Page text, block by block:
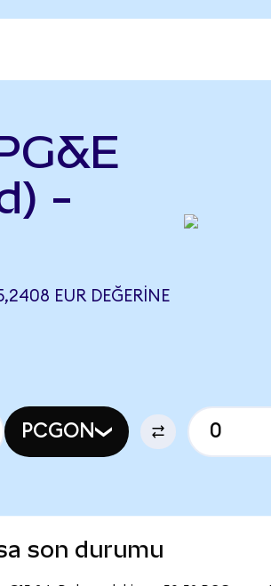
-
EUR DEĞERINE
PCGON
son durumu